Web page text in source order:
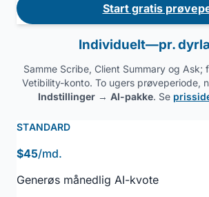
Start gratis
Individuelt—pr.
Samme Scribe, Client Summary og Ask;
Vetibility-konto. To ugers prøveperiode,
Indstillinger→ AI-pakke. Se
STANDARD
$45/md.
Generøs månedlig AI-kvote